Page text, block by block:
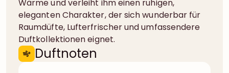
Wärme und verleiht ihm einen ruhigen,
eleganten Charakter, der sich wunderbar für
Raumdüfte, Lufterfrischer und umfassendere
Duftkollektionen eignet.
Duftnoten